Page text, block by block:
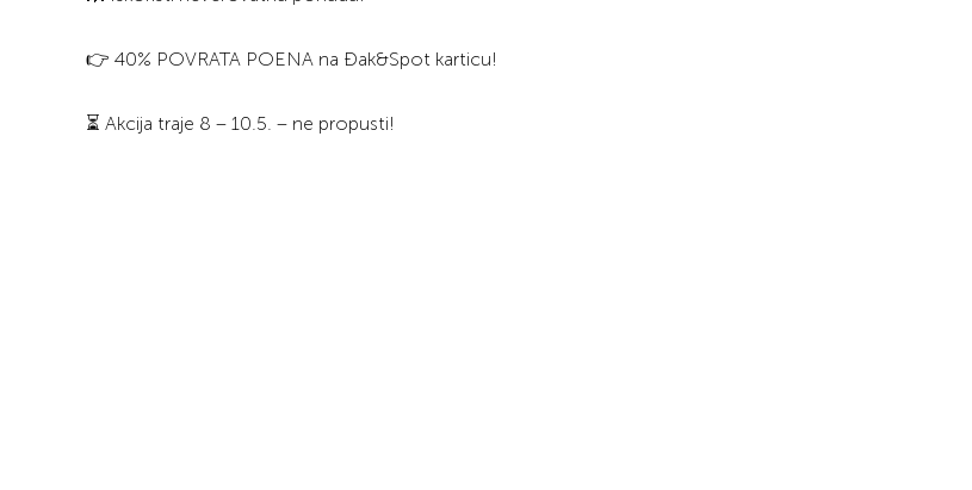
👉 40% POVRATA POENA na Đak&Spot karticu!
⏳ Akcija traje 8 – 10.5. – ne propusti!